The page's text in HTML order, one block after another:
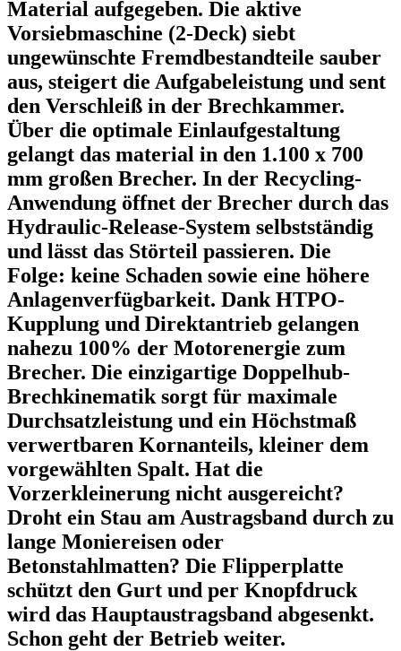
Material aufgegeben. Die aktive
Vorsiebmaschine (2-Deck) siebt
ungewünschte Fremdbestandteile sauber
aus, steigert die Aufgabeleistung und sent
den Verschleiß in der Brechkammer.
Über die optimale Einlaufgestaltung
gelangt das material in den 1.100 x 700
mm großen Brecher. In der Recycling-
Anwendung öffnet der Brecher durch das
Hydraulic-Release-System selbstständig
und lässt das Störteil passieren. Die
Folge: keine Schaden sowie eine höhere
Anlagenverfügbarkeit. Dank HTPO-
Kupplung und Direktantrieb gelangen
nahezu 100% der Motorenergie zum
Brecher. Die einzigartige Doppelhub-
Brechkinematik sorgt für maximale
Durchsatzleistung und ein Höchstmaß
verwertbaren Kornanteils, kleiner dem
vorgewählten Spalt. Hat die
Vorzerkleinerung nicht ausgereicht?
Droht ein Stau am Austragsband durch zu
lange Moniereisen oder
Betonstahlmatten? Die Flipperplatte
schützt den Gurt und per Knopfdruck
wird das Hauptaustragsband abgesenkt.
Schon geht der Betrieb weiter.